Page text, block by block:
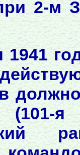
2-м
1941
(101-